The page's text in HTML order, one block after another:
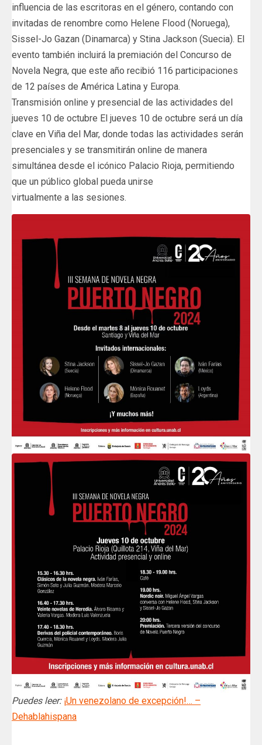
influencia de las escritoras en el género, contando con
invitadas de renombre como Helene Flood (Noruega),
Sissel-Jo Gazan (Dinamarca) y Stina Jackson (Suecia). El
evento también incluirá la premiación del Concurso de
Novela Negra, que este año recibió 116 participaciones
de 12 países de América Latina y Europa.
Transmisión online y presencial de las actividades del
jueves 10 de octubre El jueves 10 de octubre será un día
clave en Viña del Mar, donde todas las actividades serán
presenciales y se transmitirán online de manera
simultánea desde el icónico Palacio Rioja, permitiendo
que un público global pueda unirse
virtualmente a las sesiones.
Puedes leer: ¡Un venezolano de excepción!… –
Dehablahispana